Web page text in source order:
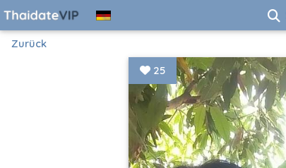
Zurück
25